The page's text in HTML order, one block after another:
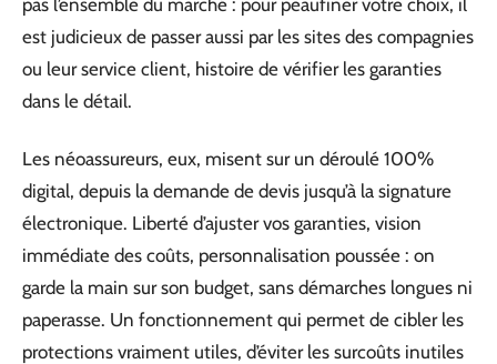
pas l’ensemble du marché : pour peaufiner votre choix, il
est judicieux de passer aussi par les sites des compagnies
ou leur service client, histoire de vérifier les garanties
dans le détail.
Les néoassureurs, eux, misent sur un déroulé 100%
digital, depuis la demande de devis jusqu’à la signature
électronique. Liberté d’ajuster vos garanties, vision
immédiate des coûts, personnalisation poussée : on
garde la main sur son budget, sans démarches longues ni
paperasse. Un fonctionnement qui permet de cibler les
protections vraiment utiles, d’éviter les surcoûts inutiles